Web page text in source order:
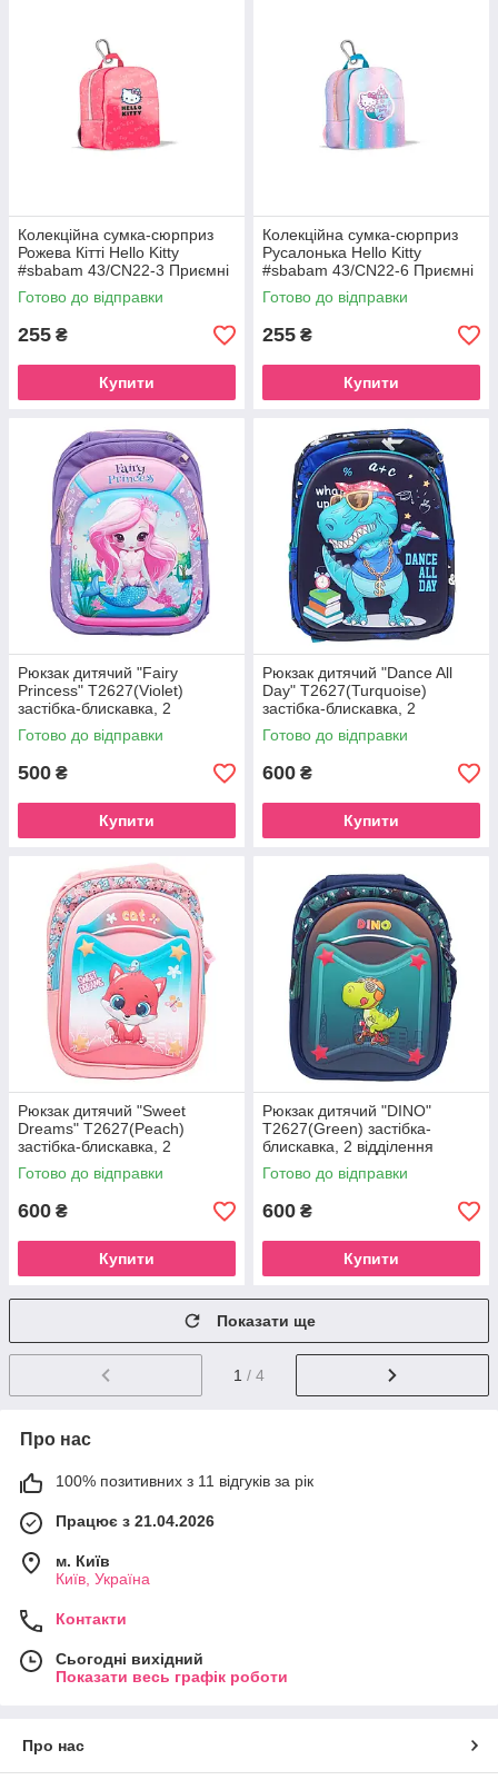
Колекційна сумка-сюрприз
Рожева Кітті Hello Kitty
#sbabam 43/CN22-3 Приємні
дрібниці
Готово до відправки
255 ₴
Купити
Колекційна сумка-сюрприз
Русалонька Hello Kitty
#sbabam 43/CN22-6 Приємні
дрібниці
Готово до відправки
255 ₴
Купити
Рюкзак дитячий "Fairy
Princess" T2627(Violet)
застібка-блискавка, 2
відділення
Готово до відправки
500 ₴
Купити
Рюкзак дитячий "Dance All
Day" T2627(Turquoise)
застібка-блискавка, 2
відділення
Готово до відправки
600 ₴
Купити
Рюкзак дитячий "Sweet
Dreams" T2627(Peach)
застібка-блискавка, 2
відділення
Готово до відправки
600 ₴
Купити
Рюкзак дитячий "DINO"
T2627(Green) застібка-
блискавка, 2 відділення
Готово до відправки
600 ₴
Купити
Показати ще
1 / 4
Про нас
100% позитивних з 11 відгуків за рік
Працює з 21.04.2026
м. Київ
Київ, Україна
Контакти
Сьогодні вихідний
Показати весь графік роботи
Про нас